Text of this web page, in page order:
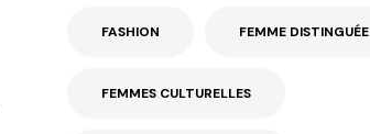
FASHION FEMME DISTINGUÉE
FEMMES CULTURELLES